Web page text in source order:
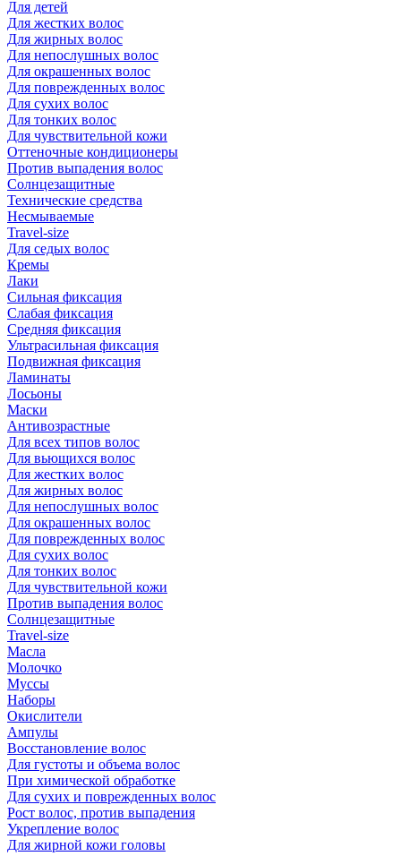
Для детей
Для жестких волос
Для жирных волос
Для непослушных волос
Для окрашенных волос
Для поврежденных волос
Для сухих волос
Для тонких волос
Для чувствительной кожи
Оттеночные кондиционеры
Против выпадения волос
Солнцезащитные
Технические средства
Несмываемые
Travel-size
Для седых волос
Кремы
Лаки
Сильная фиксация
Слабая фиксация
Средняя фиксация
Ультрасильная фиксация
Подвижная фиксация
Ламинаты
Лосьоны
Маски
Антивозрастные
Для всех типов волос
Для вьющихся волос
Для жестких волос
Для жирных волос
Для непослушных волос
Для окрашенных волос
Для поврежденных волос
Для сухих волос
Для тонких волос
Для чувствительной кожи
Против выпадения волос
Солнцезащитные
Travel-size
Масла
Молочко
Муссы
Наборы
Окислители
Ампулы
Восстановление волос
Для густоты и объема волос
При химической обработке
Для сухих и поврежденных волос
Рост волос, против выпадения
Укрепление волос
Для жирной кожи головы